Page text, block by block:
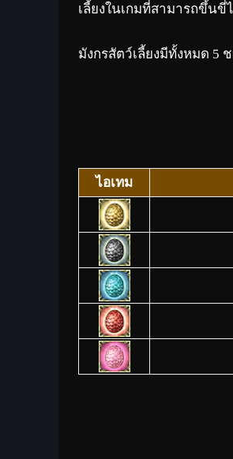
เลี้ยงในเกมที่สามารถขึ้นขี่
มังกรสัตว์เลี้ยงมีทั้งหมด 5
ไอเทม